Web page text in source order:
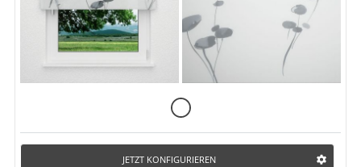
JETZT KONFIGURIEREN